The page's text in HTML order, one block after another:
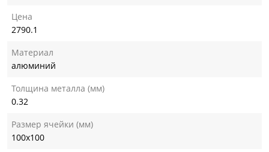
Цена
2790.1
Материал
алюминий
Толщина металла (мм)
0.32
Размер ячейки (мм)
100х100